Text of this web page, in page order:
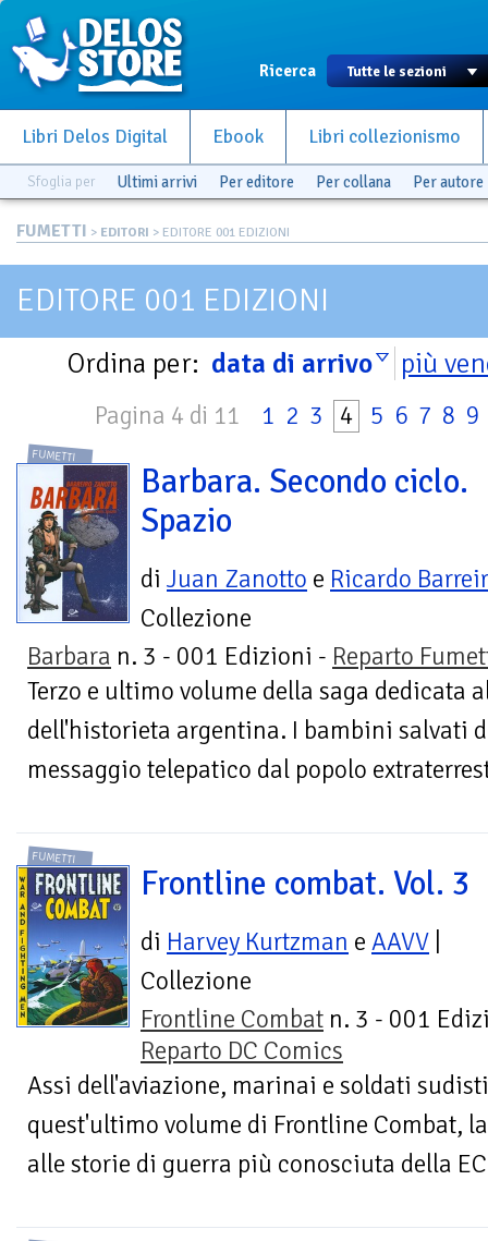
Ricerca
Libri Delos Digital Ebook Libri collezionismo
Sfoglia per Ultimi arrivi Per editore Per collana Per autore
FUMETTI > EDITORI > EDITORE 001 EDIZIONI
EDITORE 001 EDIZIONI
Ordina per: data di arrivo più
Pagina 4 di 11 1 2 3 4 5 6 7 8 9
FUMETTI
Barbara. Secondo ciclo.
Spazio
di Juan Zanotto e Ricardo
Collezione
Barbara n. 3 - 001 Edizioni - Reparto
Terzo e ultimo volume della saga dedicata
dell'historieta argentina. I bambini salvati
messaggio telepatico dal popolo
FUMETTI
Frontline combat. Vol. 3
di Harvey Kurtzman e AAVV
Collezione
Frontline Combat n. 3 - 001
Reparto DC Comics
Assi dell'aviazione, marinai e soldati
quest'ultimo volume di Frontline Combat,
alle storie di guerra più conosciuta della